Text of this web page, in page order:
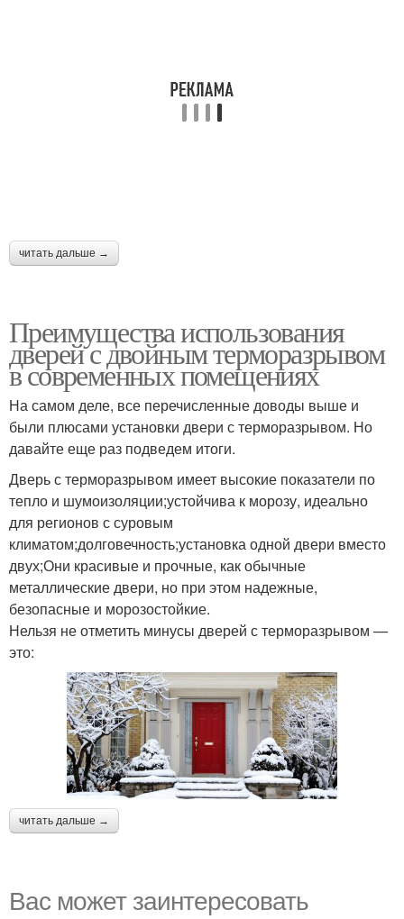
читать дальше →
Преимущества использования
дверей с двойным терморазрывом
в современных помещениях
На самом деле, все перечисленные доводы выше и
были плюсами установки двери с терморазрывом. Но
давайте еще раз подведем итоги.
Дверь с терморазрывом имеет высокие показатели по
тепло и шумоизоляции;устойчива к морозу, идеально
для регионов с суровым
климатом;долговечность;установка одной двери вместо
двух;Они красивые и прочные, как обычные
металлические двери, но при этом надежные,
безопасные и морозостойкие.
Нельзя не отметить минусы дверей с терморазрывом —
это:
читать дальше →
Вас может заинтересовать